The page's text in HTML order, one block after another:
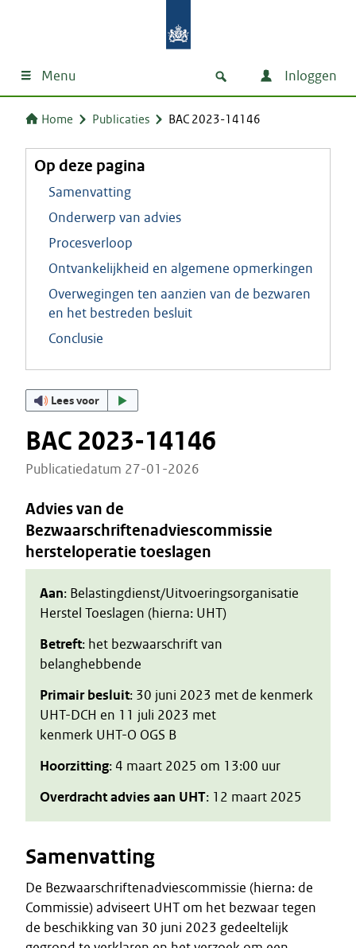
Menu Inloggen
Home Publicaties BAC 2023-14146
Op deze pagina
Samenvatting
Onderwerp van advies
Procesverloop
Ontvankelijkheid en algemene opmerkingen
Overwegingen ten aanzien van de bezwaren
en het bestreden besluit
Conclusie
Lees voor
BAC 2023-14146
Publicatiedatum 27-01-2026
Advies van de
Bezwaarschriftenadviescommissie
hersteloperatie toeslagen
Aan: Belastingdienst/Uitvoeringsorganisatie
Herstel Toeslagen (hierna: UHT)
Betreft: het bezwaarschrift van
belanghebbende
Primair besluit: 30 juni 2023 met de kenmerk
UHT-DCH en 11 juli 2023 met
kenmerk UHT-O OGS B
Hoorzitting: 4 maart 2025 om 13:00 uur
Overdracht advies aan UHT: 12 maart 2025
Samenvatting
De Bezwaarschriftenadviescommissie (hierna: de
Commissie) adviseert UHT om het bezwaar tegen
de beschikking van 30 juni 2023 gedeeltelijk